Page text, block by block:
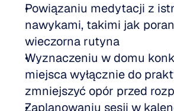
Powiązaniu medytacji z
nawykami, takimi jak
wieczorna rutyna
Wyznaczeniu w domu
miejsca wyłącznie do
zmniejszyć opór przed
Zaplanowaniu sesji w